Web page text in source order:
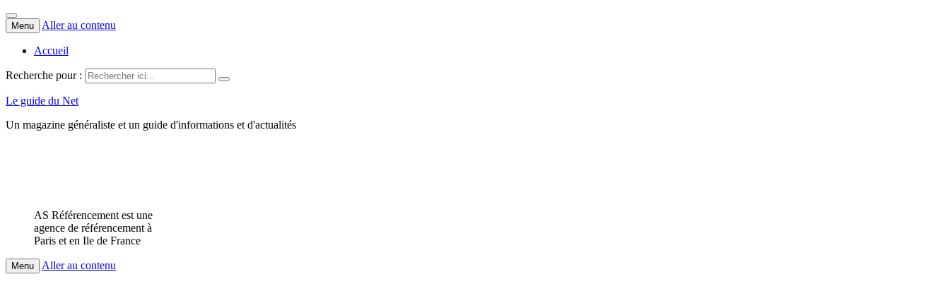
Menu Aller au contenu
Accueil
Recherche pour :
Le guide du Net
Un magazine généraliste et un guide d'informations et d'actualités
AS Référencement est une
agence de référencement à
Paris et en Ile de France
Menu Aller au contenu